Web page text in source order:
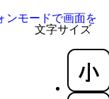
文字サイズ
ンモードで画面を